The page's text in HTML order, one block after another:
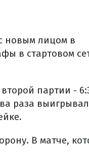
новым лицом в
в стартовом
партии -
раза
В матче,